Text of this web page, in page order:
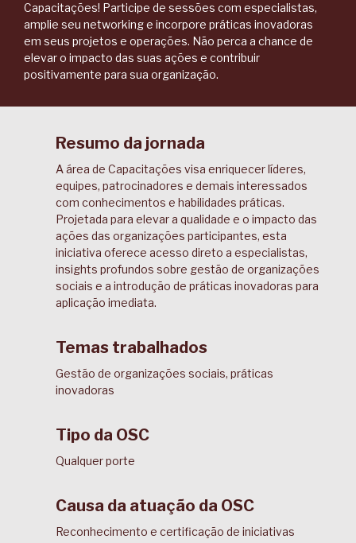
Capacitações! Participe de sessões com especialistas,
amplie seu networking e incorpore práticas inovadoras
em seus projetos e operações. Não perca a chance de
elevar o impacto das suas ações e contribuir
positivamente para sua organização.
Resumo da jornada
A área de Capacitações visa enriquecer líderes,
equipes, patrocinadores e demais interessados
com conhecimentos e habilidades práticas.
Projetada para elevar a qualidade e o impacto das
ações das organizações participantes, esta
iniciativa oferece acesso direto a especialistas,
insights profundos sobre gestão de organizações
sociais e a introdução de práticas inovadoras para
aplicação imediata.
Temas trabalhados
Gestão de organizações sociais, práticas
inovadoras
Tipo da OSC
Qualquer porte
Causa da atuação da OSC
Reconhecimento e certificação de iniciativas